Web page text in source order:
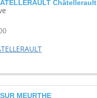
Châtellerault
MEURTHE